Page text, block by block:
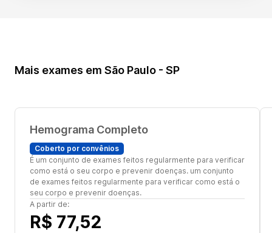
Mais exames em São Paulo - SP
Hemograma Completo
Coberto por convênios
É um conjunto de exames feitos regularmente para verificar
como está o seu corpo e prevenir doenças. um conjunto
de exames feitos regularmente para verificar como está o
seu corpo e prevenir doenças.
A partir de:
R$ 77,52